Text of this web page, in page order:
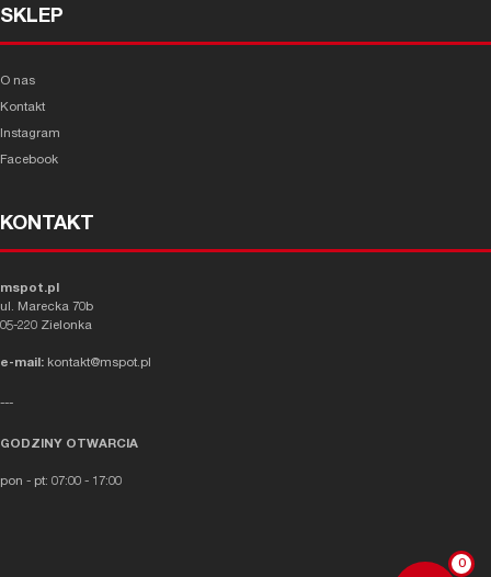
0
SKLEP
O nas
Kontakt
Instagram
Facebook
KONTAKT
mspot.pl
ul. Marecka 70b
05-220 Zielonka
e-mail: kontakt@mspot.pl
---
GODZINY OTWARCIA
pon - pt: 07:00 - 17:00